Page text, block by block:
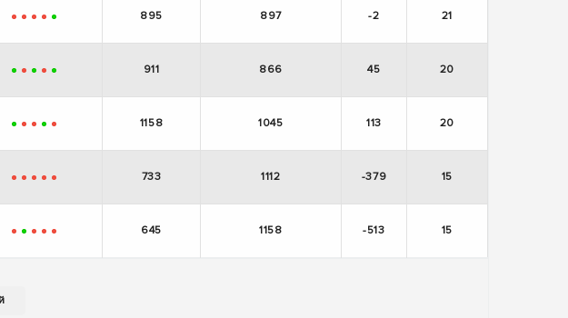
- - - - + 895 897 -2 21
+ - + - + 911 866 45 20
+ - - + - 1158 1045 113 20
- - - - - 733 1112 -379 15
- + - - - 645 1158 -513 15